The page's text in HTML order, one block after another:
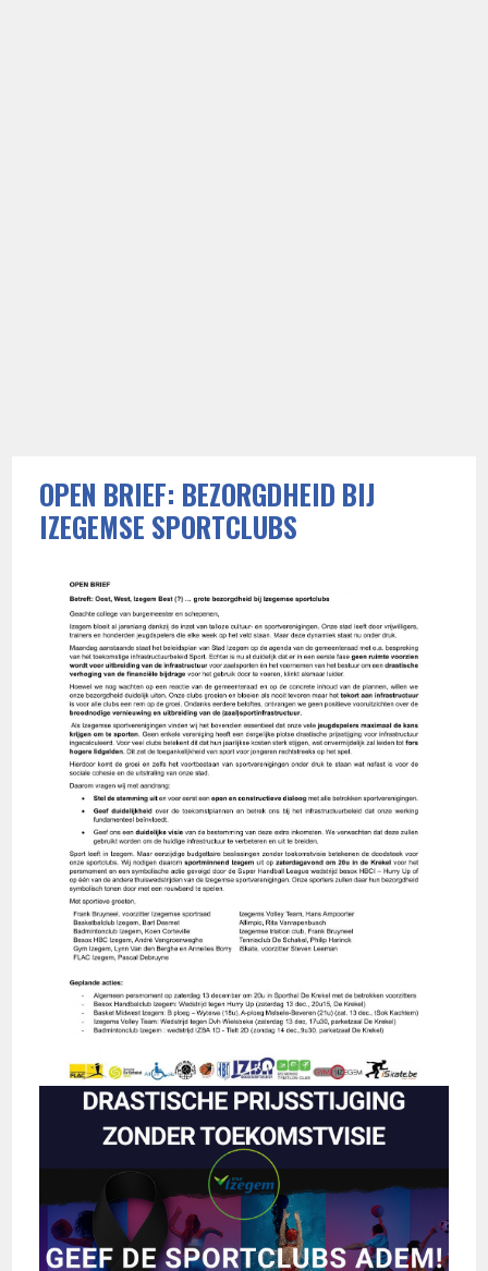
OPEN BRIEF: BEZORGDHEID BIJ
IZEGEMSE SPORTCLUBS